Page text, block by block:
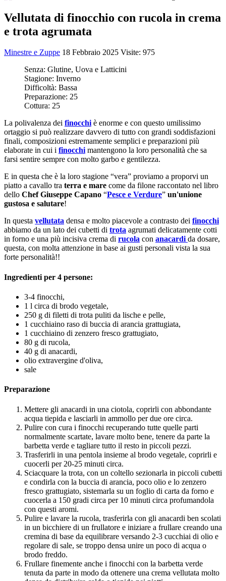
Vellutata di finocchio con rucola in crema
e trota agrumata
Minestre e Zuppe 18 Febbraio 2025 Visite: 975
Senza: Glutine, Uova e Latticini
Stagione: Inverno
Difficoltà: Bassa
Preparazione: 25
Cottura: 25
La polivalenza dei finocchiè enorme e con questo umilissimo
ortaggio si può realizzare davvero di tutto con grandi soddisfazioni
finali, composizioni estremamente semplici e preparazioni più
elaborate in cui i finocchimantengono la loro personalità che sa
farsi sentire sempre con molto garbo e gentilezza.
E in questa che è la loro stagione “vera” proviamo a proporvi un
piatto a cavallo tra terra e mare come da filone raccontato nel libro
dello Chef Giuseppe Capano “Pesce e Verdure” un'unione
gustosa e salutare!
In questa vellutata densa e molto piacevole a contrasto dei finocchi
abbiamo da un lato dei cubetti di trota agrumati delicatamente cotti
in forno e una più incisiva crema di rucola con anacardi da dosare,
questa, con molta attenzione in base ai gusti personali vista la sua
forte personalità!!
Ingredienti per 4 persone:
3-4 finocchi,
1 l circa di brodo vegetale,
250 g di filetti di trota puliti da lische e pelle,
1 cucchiaino raso di buccia di arancia grattugiata,
1 cucchiaino di zenzero fresco grattugiato,
80 g di rucola,
40 g di anacardi,
olio extravergine d'oliva,
sale
Preparazione
Mettere gli anacardi in una ciotola, coprirli con abbondante
acqua tiepida e lasciarli in ammollo per due ore circa.
Pulire con cura i finocchi recuperando tutte quelle parti
normalmente scartate, lavare molto bene, tenere da parte la
barbetta verde e tagliare tutto il resto in piccoli pezzi.
Trasferirli in una pentola insieme al brodo vegetale, coprirli e
cuocerli per 20-25 minuti circa.
Sciacquare la trota, con un coltello sezionarla in piccoli cubetti
e condirla con la buccia di arancia, poco olio e lo zenzero
fresco grattugiato, sistemarla su un foglio di carta da forno e
cuocerla a 150 gradi circa per 10 minuti circa profumandola
con questi aromi.
Pulire e lavare la rucola, trasferirla con gli anacardi ben scolati
in un bicchiere di un frullatore e iniziare a frullare creando una
cremina di base da equilibrare versando 2-3 cucchiai di olio e
regolare di sale, se troppo densa unire un poco di acqua o
brodo freddo.
Frullare finemente anche i finocchi con la barbetta verde
tenuta da parte in modo da ottenere una crema vellutata molto